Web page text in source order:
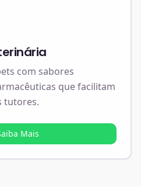
com sabores
que facilitam
tutores.
Mais